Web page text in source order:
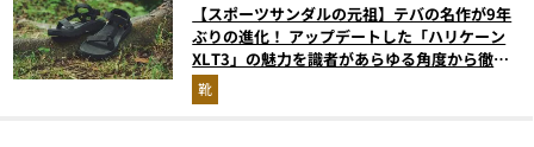
【スポーツサンダルの元祖】テバの名作が9年
ぶりの進化！ アップデートした「ハリケーン
XLT3」の魅力を識者があらゆる角度から徹底
解説！
靴